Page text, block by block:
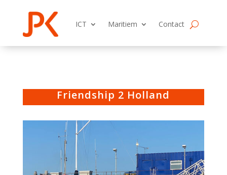
ICT Maritiem Contact
Friendship 2 Holland